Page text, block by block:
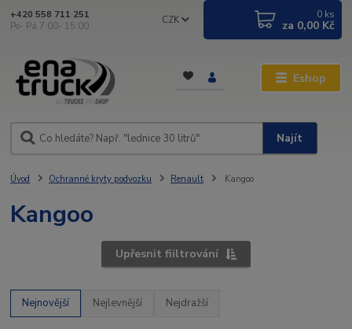
Eshop
CZK
Najít
+420 558 711 251
Po- Pá 7:00- 15:00
0 ks
za 0,00 Kč
Úvod Ochranné kryty podvozku Renault Kangoo
Kangoo
Upřesnit fiiltrování
Nejnovější Nejlevnější Nejdražší